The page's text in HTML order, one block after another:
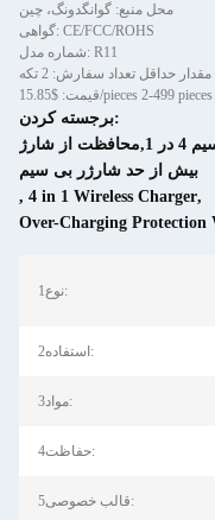
محل منبع: گوانگدونگ، چین
گواهی: CE/FCC/ROHS
شماره مدل: R11
مقدار حداقل تعداد سفارش: 2 تکه
قیمت: $15.85/pieces 2-499 pieces
برجسته کردن:
شارژر بی سیم تلفن همراه,شارژر بی سیم 4 در 1,محافظت از شارژ
بیش از حد شارژر بی سیم
, 4 in 1 Wireless Charger,
Over-Charging Protection
1نوع:
2استفاده:
3مواد:
4حفاظت:
5قالب خصوصی: